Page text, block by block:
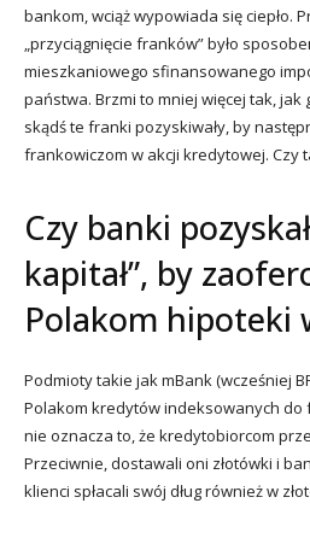
bankom, wciąż wypowiada się ciepło.
„przyciągnięcie franków” było
mieszkaniowego sfinansowanego
państwa. Brzmi to mniej więcej tak,
skądś te franki pozyskiwały, by
frankowiczom w akcji kredytowej. Czy
Czy banki
kapitał”, by
Polakom hipoteki
Podmioty takie jak mBank (wcześniej
Polakom kredytów indeksowanych do
nie oznacza to, że kredytobiorcom
Przeciwnie, dostawali oni złotówki i
klienci spłacali swój dług również w